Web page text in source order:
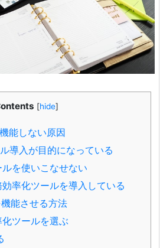
[hide]
能しない原因
導入が目的になっている
を使いこなせない
率化ツールを導入している
能させる方法
ツールを選ぶ